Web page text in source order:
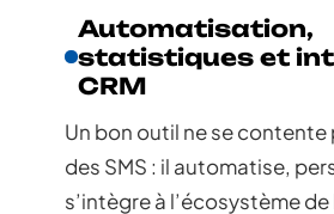
Automatisation,
statistiques et
CRM
Un bon outil ne se contente
des SMS : il automatise,
s’intègre à l’écosystème